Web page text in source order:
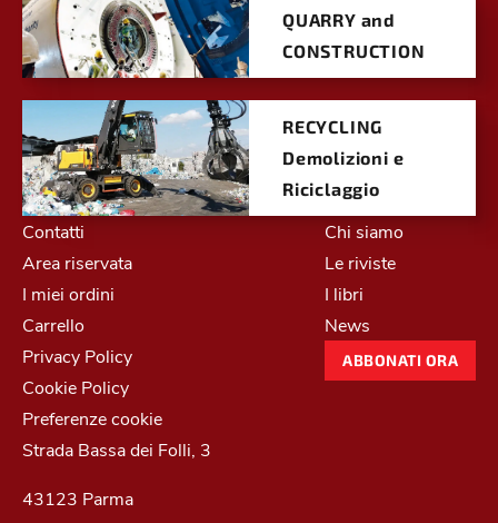
QUARRY and
CONSTRUCTION
RECYCLING
Demolizioni e
Riciclaggio
Contatti
Area riservata
I miei ordini
Carrello
Privacy Policy
Cookie Policy
Preferenze cookie
Chi siamo
Le riviste
I libri
News
ABBONATI ORA
Strada Bassa dei Folli, 3
43123 Parma